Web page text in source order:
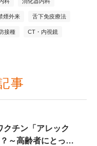
科 消化器内科
煙外来 舌下免疫療法
接種 CT・内視鏡
事
クチン「アレック
～高齢者にとって